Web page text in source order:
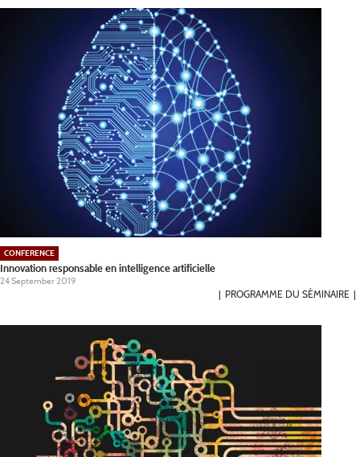
CONFERENCE
Innovation responsable en intelligence artificielle
24 September 2019
PROGRAMME DU SÉMINAIRE